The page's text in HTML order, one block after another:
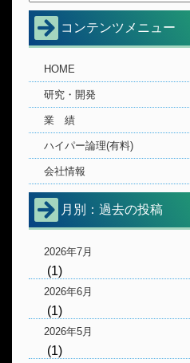
コンテンツメニュー
HOME
研究・開発
業 績
ハイパー論理(有料)
会社情報
月別：過去の投稿
2026年7月
(1)
2026年6月
(1)
2026年5月
(1)